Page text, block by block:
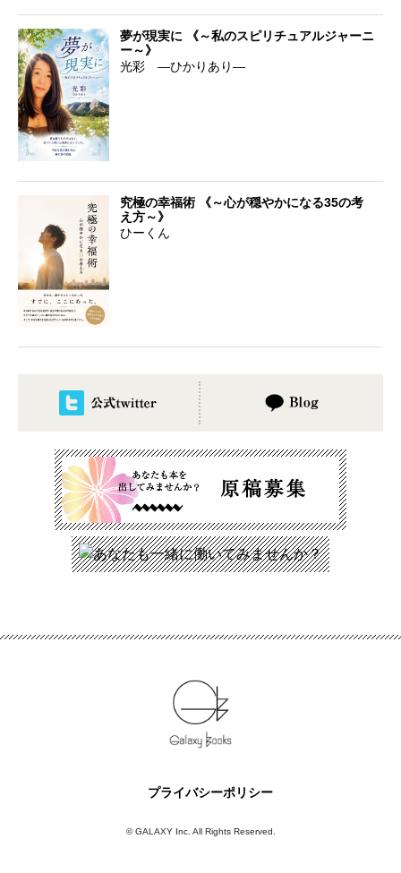
夢が現実に 《～私のスピリチュアルジャーニ
ー～》
光彩 ―ひかりあり―
究極の幸福術 《～心が穏やかになる35の考
え方～》
ひーくん
プライバシーポリシー
© GALAXY Inc. All Rights Reserved.